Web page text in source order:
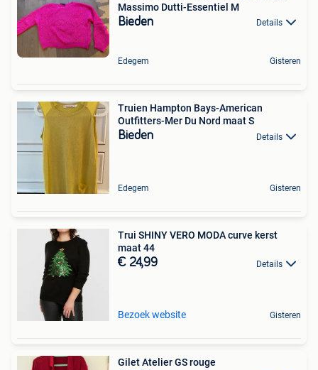
Massimo Dutti-Essentiel M
Bieden Details
Edegem Gisteren
Truien Hampton Bays-American
Outfitters-Mer Du Nord maat S
Bieden Details
Edegem Gisteren
Trui SHINY VERO MODA curve kerst
maat 44
€ 24,99 Details
Bezoek website Gisteren
Gilet Atelier GS rouge